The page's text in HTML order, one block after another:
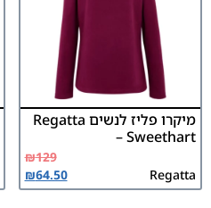
מיקרו פליז לנשים Regatta
– Sweethart
Regatta
₪129
₪64.50